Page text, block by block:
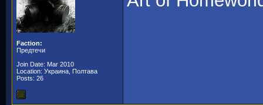
Faction:
Предтечи
Join Date: Mar 2010
Location: Украина, Полтава
Posts: 26